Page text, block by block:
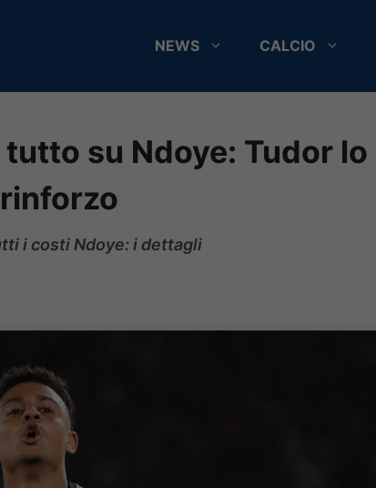
NEWS CALCIO
su Ndoye: Tudor lo
i costi Ndoye: i dettagli